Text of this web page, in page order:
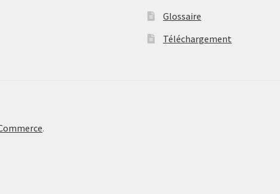
Glossaire
Téléchargement
.